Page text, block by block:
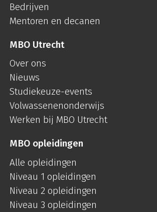
Bedrijven
Mentoren en decanen
MBO Utrecht
Over ons
Nieuws
Studiekeuze-events
Volwassenenonderwijs
Werken bij MBO Utrecht
MBO opleidingen
Alle opleidingen
Niveau 1 opleidingen
Niveau 2 opleidingen
Niveau 3 opleidingen